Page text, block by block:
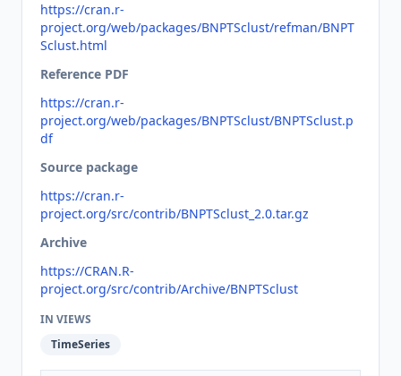
https://cran.r-
project.org/web/packages/BNPTSclust/refman/BNPT
Sclust.html
Reference PDF
https://cran.r-
project.org/web/packages/BNPTSclust/BNPTSclust.p
df
Source package
https://cran.r-
project.org/src/contrib/BNPTSclust_2.0.tar.gz
Archive
https://CRAN.R-
project.org/src/contrib/Archive/BNPTSclust
IN VIEWS
TimeSeries